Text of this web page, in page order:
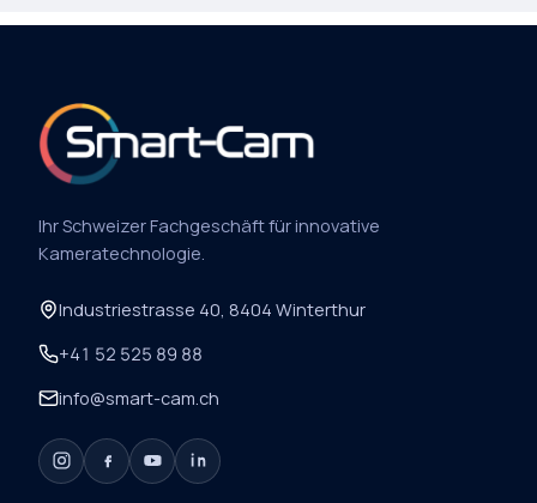
Ihr Schweizer Fachgeschäft für innovative
Kameratechnologie.
Industriestrasse 40, 8404 Winterthur
+41 52 525 89 88
info@smart-cam.ch